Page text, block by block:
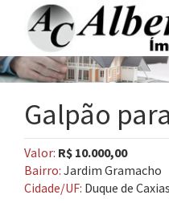
Galpão
Valor: R$ 10.000,00
Bairro: Jardim Gramacho
Cidade/UF: Duque de